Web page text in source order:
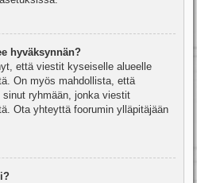
hyväksynnän?
että viestit kyseiselle alueelle
On myös mahdollista, että
ryhmään, jonka viestit
Ota yhteyttä foorumin ylläpitäjään